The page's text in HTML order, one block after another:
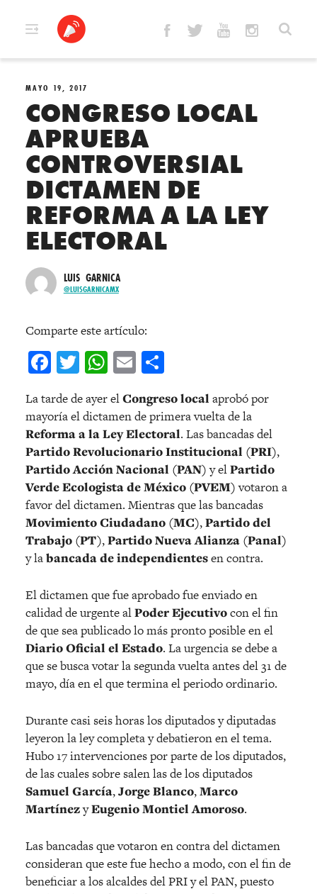
MAYO 19, 2017
CONGRESO LOCAL
APRUEBA
CONTROVERSIAL
DICTAMEN DE
REFORMA A LA LEY
ELECTORAL
LUIS GARNICA
@LUISGARNICAMX
Comparte este artículo:
Facebook
Twitter
WhatsApp
Email
La tarde de ayer elCongreso local aprobó por
mayoría el dictamen de primera vuelta de la
Reforma a la Ley Electoral. Las bancadas del
Partido Revolucionario Institucional (PRI),
Partido Acción Nacional (PAN)y elPartido
Verde Ecologista de México (PVEM)votaron a
favor del dictamen. Mientras que las bancadas
Movimiento Ciudadano (MC),Partido del
Trabajo (PT),Partido Nueva Alianza (Panal)
y labancada de independientesen contra.
El dictamen que fue aprobado fue enviado en
calidad de urgente alPoder Ejecutivocon el fin
de que sea publicado lo más pronto posible en el
Diario Oficial el Estado. La urgencia se debe a
que se busca votar la segunda vuelta antes del 31 de
mayo, día en el que termina el periodo ordinario.
Durante casi seis horas los diputados y diputadas
leyeron la ley completa y debatieron en el tema.
Hubo 17 intervenciones por parte de los diputados,
de las cuales sobre salen las de los diputados
Samuel García,Jorge Blanco,Marco
MartínezyEugenio Montiel Amoroso.
Las bancadas que votaron en contra del dictamen
consideran que este fue hecho a modo, con el fin de
beneficiar a los alcaldes del PRI y el PAN, puesto